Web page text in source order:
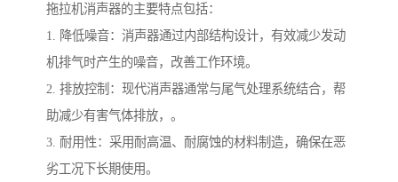
拖拉机消声器的主要特点包括：
1. 降低噪音：消声器通过内部结构设计，有效减少发动
机排气时产生的噪音，改善工作环境。
2. 排放控制：现代消声器通常与尾气处理系统结合，帮
助减少有害气体排放，。
3. 耐用性：采用耐高温、耐腐蚀的材料制造，确保在恶
劣工况下长期使用。